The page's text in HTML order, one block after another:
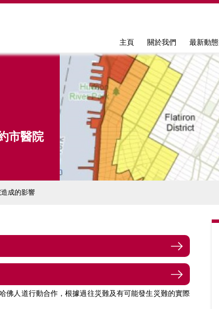
Jump to navigation
主頁 關於我們 最新動態
市醫院
成的影響
佛人道行動合作，根據過往災難及有可能發生災難的實際